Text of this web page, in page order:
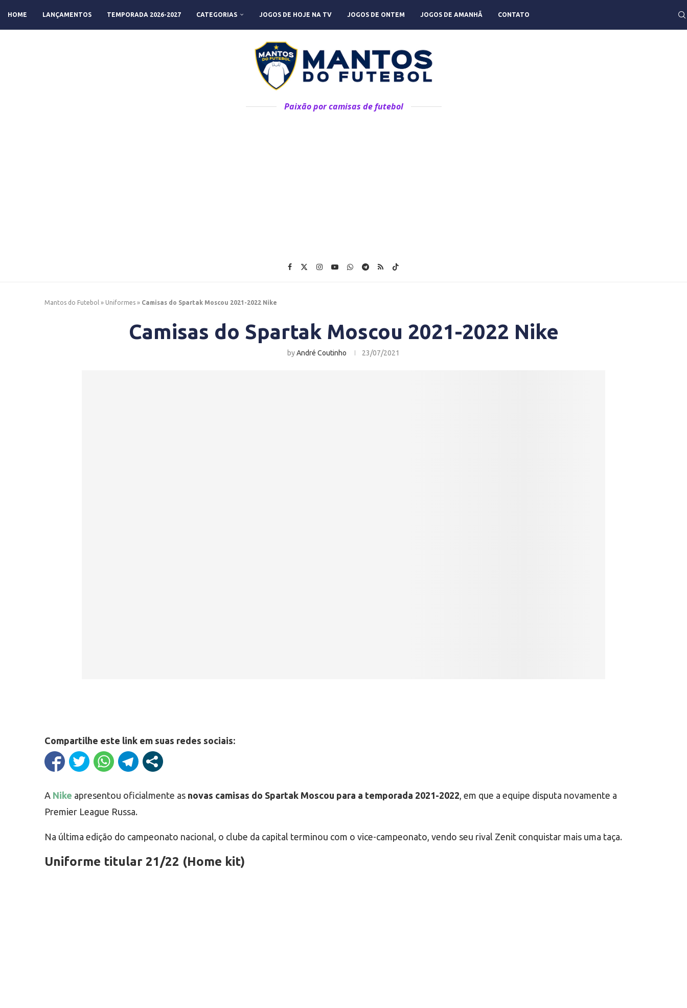
HOME LANÇAMENTOS TEMPORADA 2026-2027 CATEGORIAS JOGOS DE HOJE NA TV JOGOS DE ONTEM JOGOS DE AMANHÃ CONTATO
Paixão por camisas de futebol
Mantos do Futebol » Uniformes » Camisas do Spartak Moscou 2021-2022 Nike
Camisas do Spartak Moscou 2021-2022 Nike
byAndré Coutinho 23/07/2021
Compartilhe este link em suas redes sociais:
A Nike apresentou oficialmente as novas camisas do Spartak Moscou para a temporada 2021-2022, em que a equipe disputa novamente a
Premier League Russa.
Na última edição do campeonato nacional, o clube da capital terminou com o vice-campeonato, vendo seu rival Zenit conquistar mais uma taça.
Uniforme titular 21/22 (Home kit)